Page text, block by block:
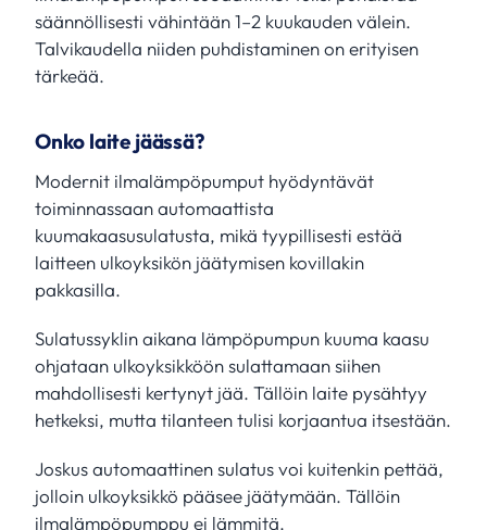
säännöllisesti vähintään 1–2 kuukauden välein.
Talvikaudella niiden puhdistaminen on erityisen
tärkeää.
Onko laite jäässä?
Modernit ilmalämpöpumput hyödyntävät
toiminnassaan automaattista
kuumakaasusulatusta, mikä tyypillisesti estää
laitteen ulkoyksikön jäätymisen kovillakin
pakkasilla.
Sulatussyklin aikana lämpöpumpun kuuma kaasu
ohjataan ulkoyksikköön sulattamaan siihen
mahdollisesti kertynyt jää. Tällöin laite pysähtyy
hetkeksi, mutta tilanteen tulisi korjaantua itsestään.
Joskus automaattinen sulatus voi kuitenkin pettää,
jolloin ulkoyksikkö pääsee jäätymään. Tällöin
ilmalämpöpumppu ei lämmitä.